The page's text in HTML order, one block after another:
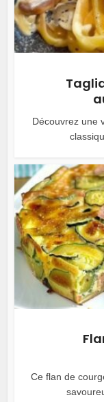
Découvrez une
Ce flan de